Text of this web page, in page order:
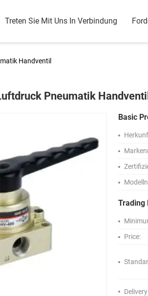
Treten Sie Mit Uns In Verbindung
Handventil
Pneumatik Handventil
Basic
Trading
Price: